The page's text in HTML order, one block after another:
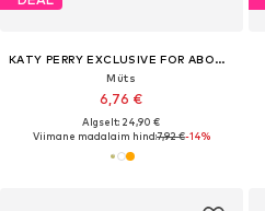
KATY PERRY EXCLUSIVE FOR ABOUT YOU
Müts
6,76 €
Algselt: 24,90 €
Viimane madalaim hind:7,92 €-14%